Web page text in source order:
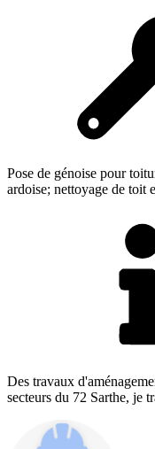
Pose de génoise pour
ardoise; nettoyage de toit
Des travaux
secteurs du 72 Sarthe, je